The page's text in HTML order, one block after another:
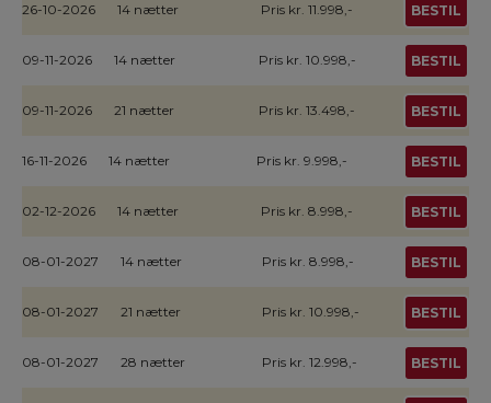
26-10-2026 14 nætter Pris kr. 11.998,- BESTIL
09-11-2026 14 nætter Pris kr. 10.998,- BESTIL
09-11-2026 21 nætter Pris kr. 13.498,- BESTIL
16-11-2026 14 nætter Pris kr. 9.998,- BESTIL
02-12-2026 14 nætter Pris kr. 8.998,- BESTIL
08-01-2027 14 nætter Pris kr. 8.998,- BESTIL
08-01-2027 21 nætter Pris kr. 10.998,- BESTIL
08-01-2027 28 nætter Pris kr. 12.998,- BESTIL